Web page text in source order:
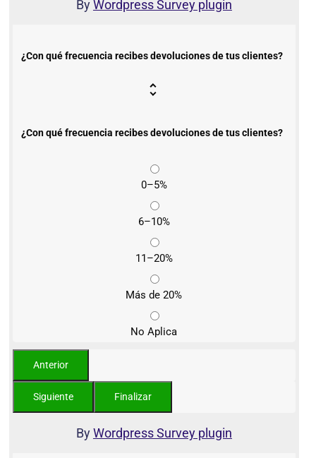
ByWordpress Survey plugin
¿Con qué frecuencia recibes devoluciones de tus clientes?
¿Con qué frecuencia recibes devoluciones de tus clientes?
0–5%
6–10%
11–20%
Más de 20%
No Aplica
ByWordpress Survey plugin